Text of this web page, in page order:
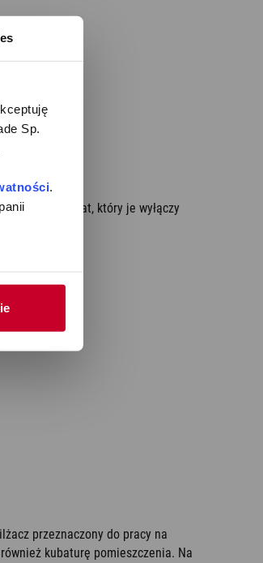
Sp.
są w higrostat, który je wyłączy
przeznaczony do pracy na
kubaturę pomieszczenia. Na